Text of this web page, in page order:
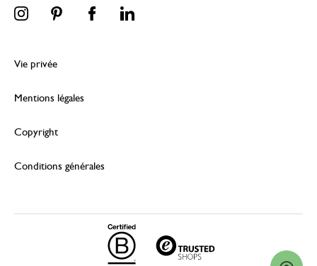
Vie privée
Mentions légales
Copyright
Conditions générales